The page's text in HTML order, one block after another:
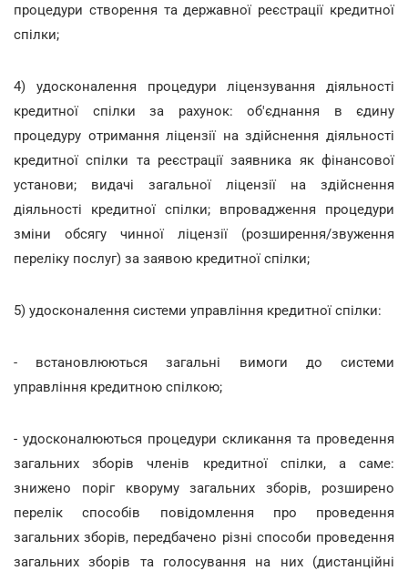
процедури створення та державної реєстрації кредитної
спілки;
4) удосконалення процедури ліцензування діяльності
кредитної спілки за рахунок: об'єднання в єдину
процедуру отримання ліцензії на здійснення діяльності
кредитної спілки та реєстрації заявника як фінансової
установи; видачі загальної ліцензії на здійснення
діяльності кредитної спілки; впровадження процедури
зміни обсягу чинної ліцензії (розширення/звуження
переліку послуг) за заявою кредитної спілки;
5) удосконалення системи управління кредитної спілки:
- встановлюються загальні вимоги до системи
управління кредитною спілкою;
- удосконалюються процедури скликання та проведення
загальних зборів членів кредитної спілки, а саме:
знижено поріг кворуму загальних зборів, розширено
перелік способів повідомлення про проведення
загальних зборів, передбачено різні способи проведення
загальних зборів та голосування на них (дистанційні